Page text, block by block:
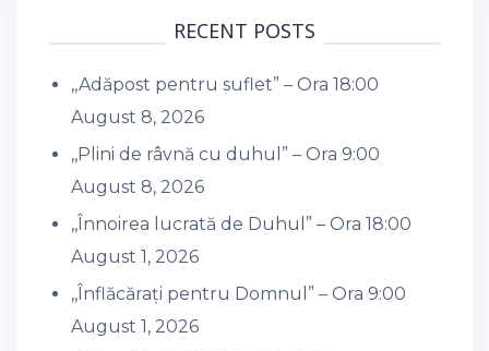
RECENT POSTS
,,Adăpost pentru suflet” – Ora 18:00
August 8, 2026
,,Plini de râvnă cu duhul” – Ora 9:00
August 8, 2026
,,Înnoirea lucrată de Duhul” – Ora 18:00
August 1, 2026
,,Înflăcărați pentru Domnul” – Ora 9:00
August 1, 2026